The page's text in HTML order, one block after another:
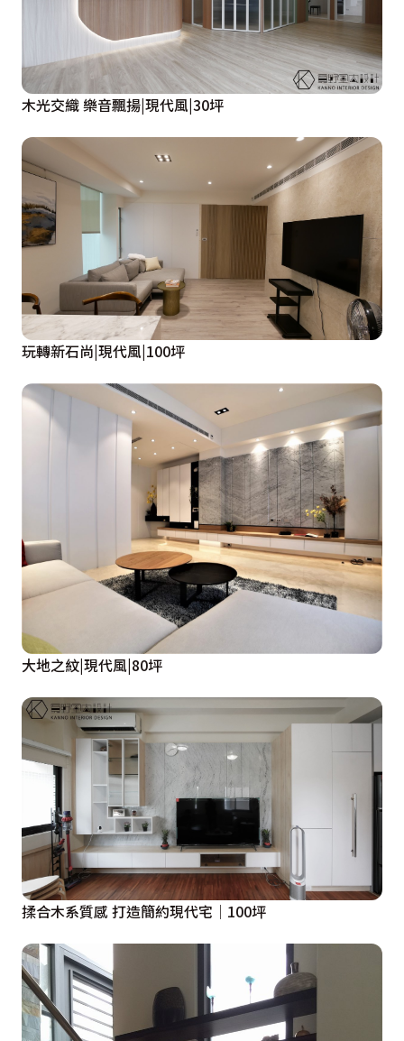
木光交織 樂音飄揚|現代風|30坪
玩轉新石尚|現代風|100坪
大地之紋|現代風|80坪
揉合木系質感 打造簡約現代宅│100坪